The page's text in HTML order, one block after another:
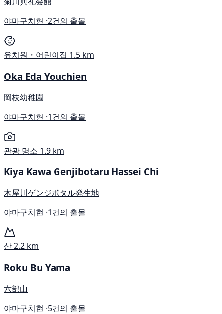
야마구치현 ·2건의 출몰
유치원・어린이집 1.5 km
Oka Eda Youchien
岡枝幼稚園
야마구치현 ·1건의 출몰
관광 명소 1.9 km
Kiya Kawa Genjibotaru Hassei Chi
木屋川ゲンジボタル発生地
야마구치현 ·1건의 출몰
산2.2 km
Roku Bu Yama
六部山
야마구치현 ·5건의 출몰